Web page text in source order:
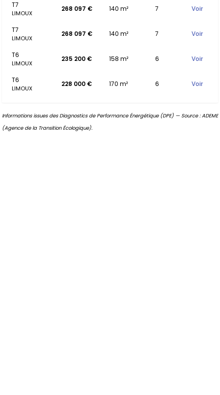
T7
LIMOUX
268 097 € 140 m² 7 Voir
T7
LIMOUX
268 097 € 140 m² 7 Voir
T6
LIMOUX
235 200 € 158 m² 6 Voir
T6
LIMOUX
228 000 € 170 m² 6 Voir
Informations issues des Diagnostics de Performance Énergétique (DPE) — Source : ADEME
(Agence de la Transition Écologique).